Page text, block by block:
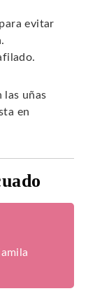
evitar
las uñas
en